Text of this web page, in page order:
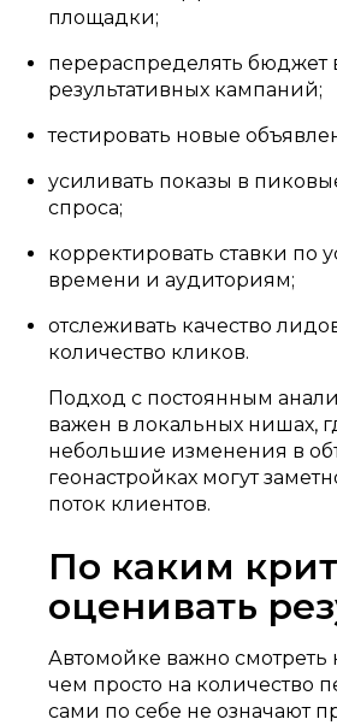
площадки;
перераспределять бюджет
результативных кампаний;
тестировать новые
усиливать показы в
спроса;
корректировать ставки по
времени и аудиториям;
отслеживать качество
количество кликов.
Подход с постоянным
важен в локальных нишах,
небольшие изменения в
геонастройках могут
поток клиентов.
По каким
оценивать
Автомойке важно
чем просто на количество
сами по себе не означают